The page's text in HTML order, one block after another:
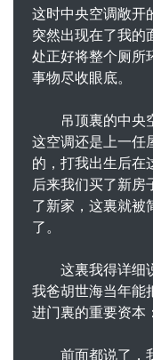
这时中央空调敞开
突然出现在了我的
处正好将整个厕所
事物尽收眼底。
吊顶裏的中央空
这空调还是上一任
的，打我出生后在
后来我们买了新房
了新家，这裏就被
了。
这裏我得详细
我爸胡世海当年能
进门裏的重要资本：
前面都说了，我